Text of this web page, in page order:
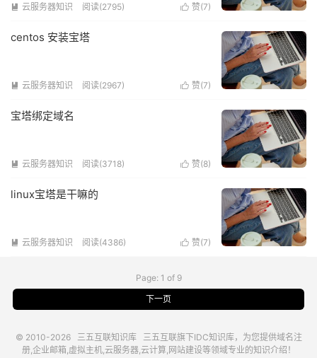
 云服务器知识 阅读(2795)  赞(7)
centos 安装宝塔
 云服务器知识 阅读(2967)  赞(7)
宝塔绑定域名
 云服务器知识 阅读(3718)  赞(8)
linux宝塔是干嘛的
 云服务器知识 阅读(4386)  赞(7)
Page: 1 of 9
下一页
© 2010-2026 三五互联知识库 三五互联旗下IDC知识库，为您提供域名注
册,企业邮箱,虚拟主机,云服务器,云计算,网站建设等领域专业的知识介绍！